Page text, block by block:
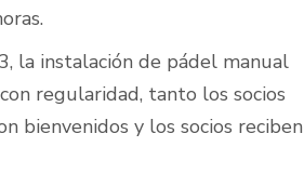
la instalación de pádel manual
regularidad, tanto los socios
bienvenidos y los socios reciben